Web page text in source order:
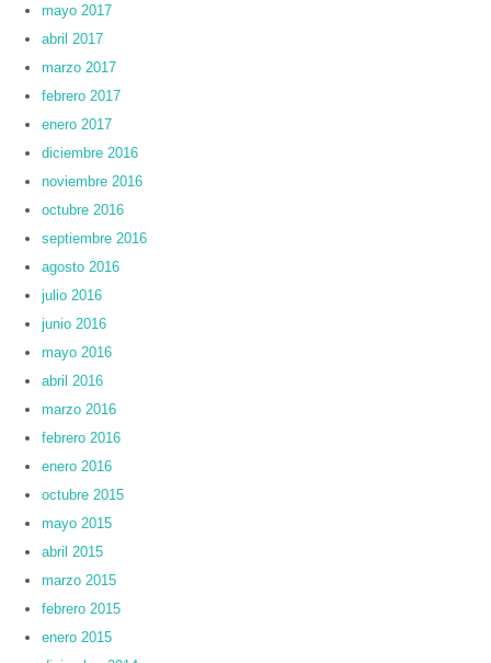
mayo 2017
abril 2017
marzo 2017
febrero 2017
enero 2017
diciembre 2016
noviembre 2016
octubre 2016
septiembre 2016
agosto 2016
julio 2016
junio 2016
mayo 2016
abril 2016
marzo 2016
febrero 2016
enero 2016
octubre 2015
mayo 2015
abril 2015
marzo 2015
febrero 2015
enero 2015